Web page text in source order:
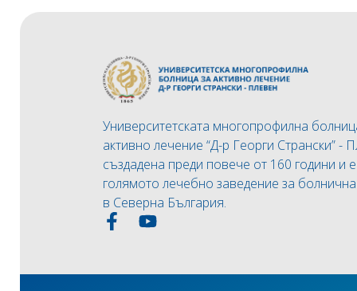
Университетската многопрофилна
активно лечение “Д-р Георги Странски” -
създадена преди повече от 160 години и
голямото лечебно заведение за
в Северна България.